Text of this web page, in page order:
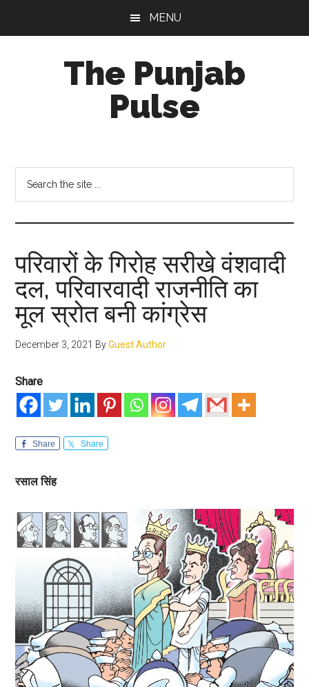
MENU
The Punjab
Pulse
Socio-
Cultural
Studies
परिवारों के गिरोह सरीखे वंशवादी
दल, परिवारवादी राजनीति का
मूल स्रोत बनी कांग्रेस
December 3, 2021 ByGuest Author
Share
Share Share
रसाल सिंह